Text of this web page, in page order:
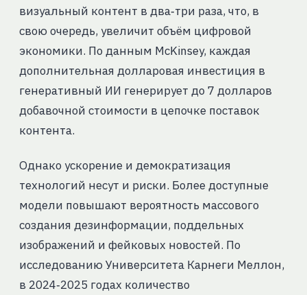
визуальный контент в два‑три раза, что, в
свою очередь, увеличит объём цифровой
экономики. По данным McKinsey, каждая
дополнительная долларовая инвестиция в
генеративный ИИ генерирует до 7 долларов
добавочной стоимости в цепочке поставок
контента.
Однако ускорение и демократизация
технологий несут и риски. Более доступные
модели повышают вероятность массового
создания дезинформации, поддельных
изображений и фейковых новостей. По
исследованию Университета Карнеги Меллон,
в 2024‑2025 годах количество